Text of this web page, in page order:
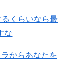
くらいなら最
な
からあなたを